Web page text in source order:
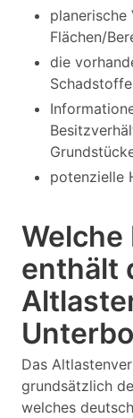
planerische
Flächen/
die
Schadstoffe
potenzielle
enthält
Das
grundsätzlich
welches